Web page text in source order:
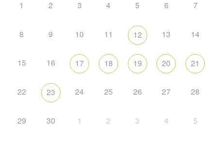
1 2 3 4 5 6 7
8 9 10 11 12 13 14
15 16 17 18 19 20 21
22 23 24 25 26 27 28
29 30 1 2 3 4 5